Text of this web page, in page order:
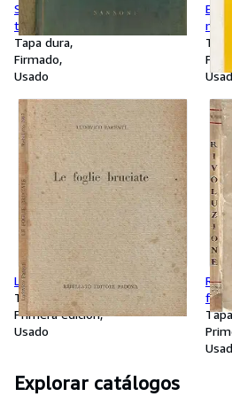
Second National Exhibition of
the Works of Art recovered in
Germany
Tapa dura
Firmado
Usado
in
Le foglie bruciate
Tapa blanda
Primera edición
Usado
Explorar catálogos